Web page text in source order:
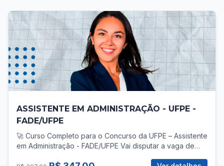
ASSISTENTE EM ADMINISTRAÇÃO - UFPE -
FADE/UFPE
🚀 Curso Completo para o Concurso da UFPE – Assistente
em Administração - FADE/UFPE Vai disputar a vaga de